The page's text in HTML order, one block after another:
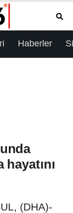
Haberler
(DHA)-